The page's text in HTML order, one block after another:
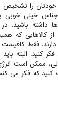
خودتان را
خیلی خوبی
باشید.
کالاهایی که
فقط کافیست
کنید. البته
ممکن است
کنید که فکر می